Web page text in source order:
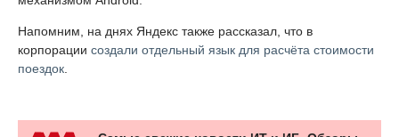
Напомним, на днях Яндекс также рассказал, что в
корпорации создали отдельный язык для расчёта стоимости
поездок.